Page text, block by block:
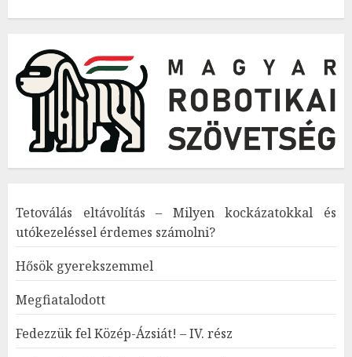
Tetoválás eltávolítás – Milyen kockázatokkal és
utókezeléssel érdemes számolni?
Hősök gyerekszemmel
Megfiatalodott
Fedezzük fel Közép-Ázsiát! – IV. rész